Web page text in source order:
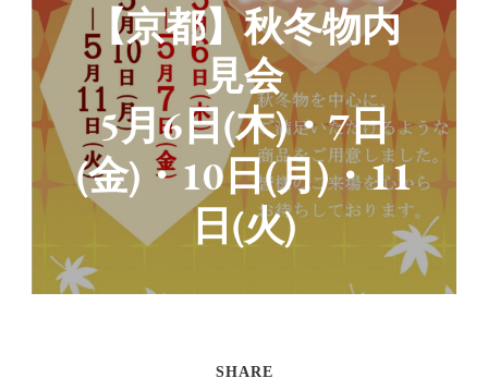
【京都】秋冬物内
見会
5月6日(木)・7日
(金)・10日(月)・11
日(火)
SHARE